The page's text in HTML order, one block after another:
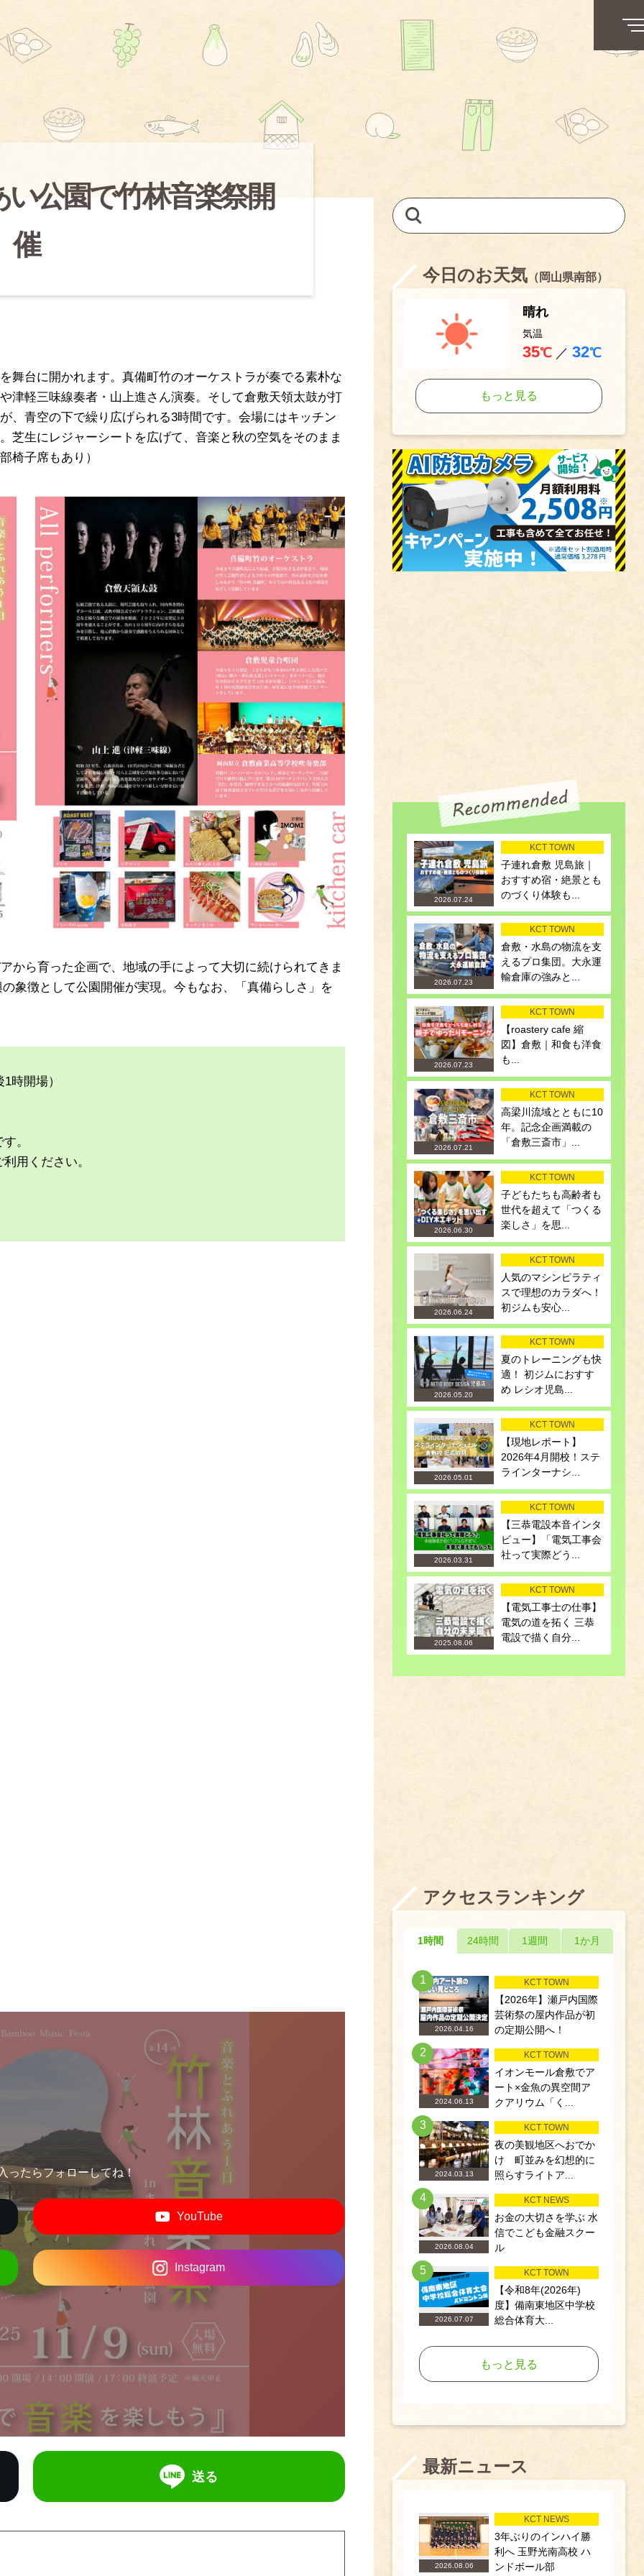
い公園で竹林音楽祭開
催
舞台に開かれます。真備町竹のオーケストラが奏でる素朴な
津軽三味線奏者・山上進さん演奏。そして倉敷天領太鼓が打
青空の下で繰り広げられる3時間です。会場にはキッチン
芝生にレジャーシートを広げて、音楽と秋の空気をそのまま
椅子席もあり）
から育った企画で、地域の手によって大切に続けられてきま
象徴として公園開催が実現。今もなお、「真備らしさ」を
時開場）
。
用ください。
ったらフォローしてね！
YouTube
Instagram
送る
今日のお天気 （岡山県南部）
晴れ
気温
35℃／ 32℃
もっと見る
2026.07.24
KCT TOWN
子連れ倉敷 児島旅｜
おすすめ宿・絶景とも
のづくり体験も...
2026.07.23
KCT TOWN
倉敷・水島の物流を支
えるプロ集団。大永運
輸倉庫の強みと...
2026.07.23
KCT TOWN
【roastery cafe 縮
図】倉敷｜和食も洋食
も...
2026.07.21
KCT TOWN
高梁川流域とともに10
年。記念企画満載の
「倉敷三斎市」...
2026.06.30
KCT TOWN
子どもたちも高齢者も
世代を超えて「つくる
楽しさ」を思...
2026.06.24
KCT TOWN
人気のマシンピラティ
スで理想のカラダへ！
初ジムも安心...
2026.05.20
KCT TOWN
夏のトレーニングも快
適！ 初ジムにおすす
め レシオ児島...
2026.05.01
KCT TOWN
【現地レポート】
2026年4月開校！ステ
ラインターナシ...
2026.03.31
KCT TOWN
【三恭電設本音インタ
ビュー】「電気工事会
社って実際どう...
2025.08.06
KCT TOWN
【電気工事士の仕事】
電気の道を拓く 三恭
電設で描く自分...
アクセスランキング
1時間 24時間 1週間 1か月
1
2026.04.16
KCT TOWN
【2026年】瀬戸内国際
芸術祭の屋内作品が初
の定期公開へ！
2
2024.06.13
KCT TOWN
イオンモール倉敷でア
ート×金魚の異空間ア
クアリウム「く...
3
2024.03.13
KCT TOWN
夜の美観地区へおでか
け 町並みを幻想的に
照らすライトア...
4
2026.08.04
KCT NEWS
お金の大切さを学ぶ 水
信でこども金融スクー
ル
5
2026.07.07
KCT TOWN
【令和8年(2026年)
度】備南東地区中学校
総合体育大...
もっと見る
最新ニュース
2026.08.06
KCT NEWS
3年ぶりのインハイ勝
利へ 玉野光南高校 ハ
ンドボール部